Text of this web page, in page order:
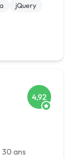
jQuery
4,92
ans